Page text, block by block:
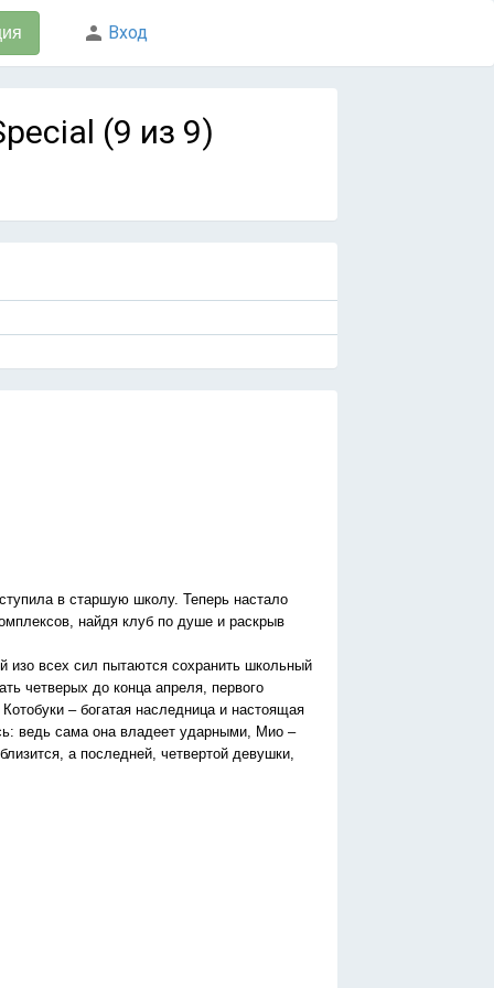
Вход
(9 из 9)
в старшую школу. Теперь настало
найдя клуб по душе и раскрыв
изо всех сил пытаются сохранить школьный
четверых до конца апреля, первого
– богатая наследница и настоящая
ведь сама она владеет ударными, Мио –
а последней, четвертой девушки,